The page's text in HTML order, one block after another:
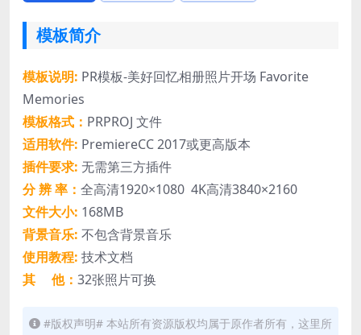
模板简介
模板说明: PR模板-美好回忆相册照片开场 Favorite
Memories
模板格式： PRPROJ 文件
适用软件: PremiereCC 2017或更高版本
插件要求: 无需第三方插件
分 辨 率： 全高清1920×1080 4K高清3840×2160
文件大小: 168MB
背景音乐: 不包含背景音乐
使用教程: 技术文档
其 他： 32张照片可换
#版权声明# 本站所有资源版权均属于原作者所有，这里所